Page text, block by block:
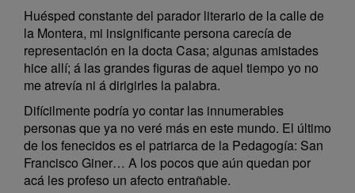
Huésped constante del parador literario de la calle de
la Montera, mi insignificante persona carecía de
representación en la docta Casa; algunas amistades
hice allí; á las grandes figuras de aquel tiempo yo no
me atrevía ni á dirigirles la palabra.
Difícilmente podría yo contar las innumerables
personas que ya no veré más en este mundo. El último
de los fenecidos es el patriarca de la Pedagogía: San
Francisco Giner… A los pocos que aún quedan por
acá les profeso un afecto entrañable.